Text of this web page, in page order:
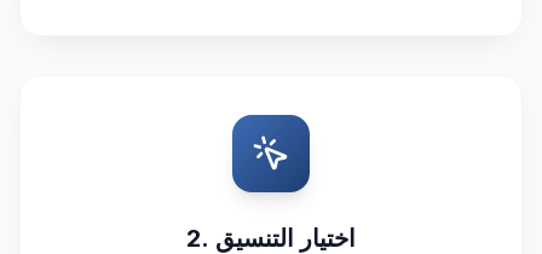
2. اختيار التنسيق